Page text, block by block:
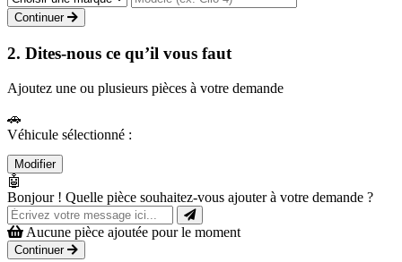
Continuer
2. Dites-nous ce qu’il vous faut
Ajoutez une ou plusieurs pièces à votre demande
🚗
Véhicule sélectionné :
Modifier
🤖
Bonjour ! Quelle pièce souhaitez-vous ajouter à votre demande ?
Aucune pièce ajoutée pour le moment
Continuer